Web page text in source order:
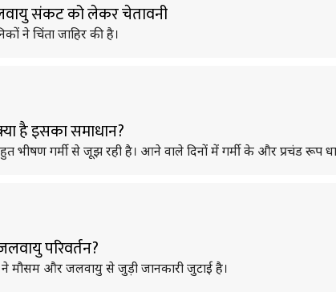
संकट को लेकर चेतावनी
ने चिंता जाहिर की है।
है इसका समाधान?
भीषण गर्मी से जूझ रही है। आने वाले दिनों में गर्मी के और प्रचंड रूप
परिवर्तन?
ने मौसम और जलवायु से जुड़ी जानकारी जुटाई है।